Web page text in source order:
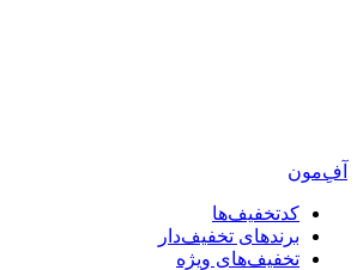
آفِ‌مون
کدتخفیف‌ها
برندهای تخفیف‌دار
تخفیف‌های ویژه